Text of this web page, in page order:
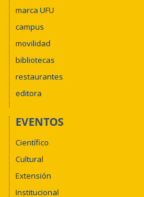
marca UFU
campus
movilidad
bibliotecas
restaurantes
editora
EVENTOS
Científico
Cultural
Extensión
Institucional